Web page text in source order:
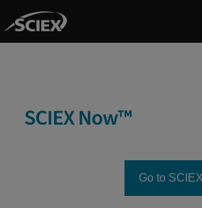
Go to